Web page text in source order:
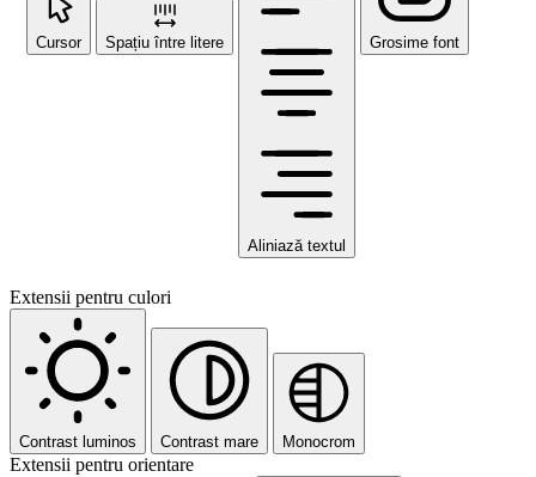
Cursor Spațiu între litere
Aliniază textul
Grosime font
Extensii pentru culori
Contrast luminos Contrast mare Monocrom
Extensii pentru orientare